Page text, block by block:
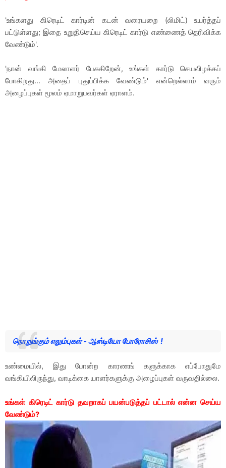
'உங்களது கிரெடிட் கார்டின் கடன் வரையறை (லிமிட்) உயர்த்தப்
பட்டுள்ளது; இதை உறுதிசெய்ய கிரெடிட் கார்டு எண்ணைத் தெரிவிக்க
வேண்டும்'.
'நான் வங்கி மேலாளர் பேசுகிறேன், உங்கள் கார்டு செயலிழக்கப்
போகிறது... அதைப் புதுப்பிக்க வேண்டும்' என்றெல்லாம் வரும்
அழைப்புகள் மூலம் ஏமாறுபவர்கள் ஏராளம்.
நொறுங்கும் எலும்புகள் - ஆஸ்டியோ போரோசிஸ் !
உண்மையில், இது போன்ற காரணங் களுக்காக எப்போதுமே
வங்கியிலிருந்து, வாடிக்கை யாளர்களுக்கு அழைப்புகள் வருவதில்லை.
உங்கள் கிரெடிட் கார்டு தவறாகப் பயன்படுத்தப் பட்டால் என்ன செய்ய
வேண்டும்?